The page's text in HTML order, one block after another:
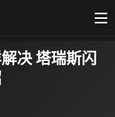
决 塔瑞斯闪